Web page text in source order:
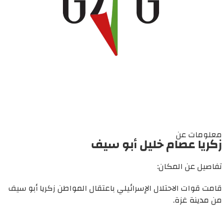
معلومات عن
زكريا عصام خليل أبو سيف
تفاصيل عن المكان:
قامت قوات الاحتلال الإسرائيلي باعتقال المواطن زكريا أبو سيف
من مدينة غزة.